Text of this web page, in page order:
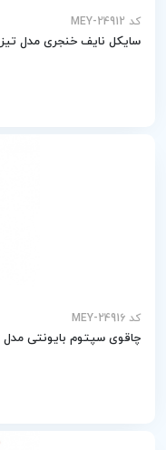
کد MEY-24912
سایکل نایف خنجری مدل تیز
کد MEY-24916
چاقوی سپتوم بایونتی مدل Ballenger